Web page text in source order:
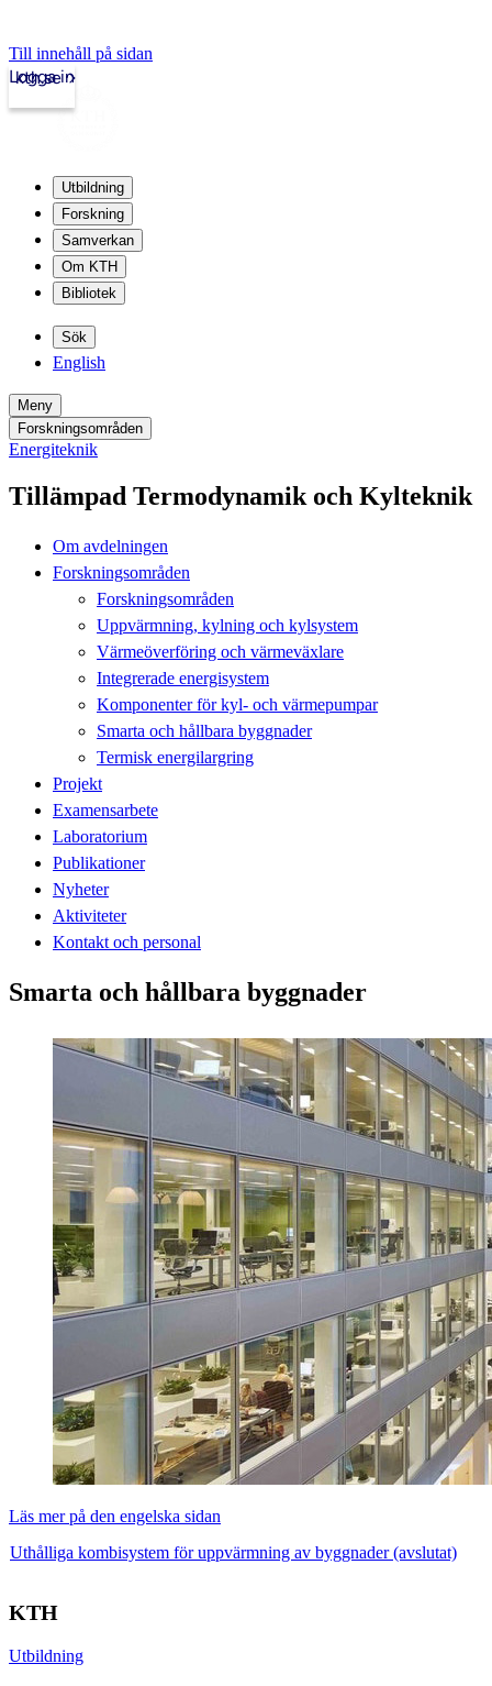
Till innehåll på sidan
kth.se
Logga in
Utbildning
Forskning
Samverkan
Om KTH
Bibliotek
Sök
English
Meny
Forskningsområden
Energiteknik
Tillämpad Termodynamik och Kylteknik
Om avdelningen
Forskningsområden
Forskningsområden
Uppvärmning, kylning och kylsystem
Värmeöverföring och värmeväxlare
Integrerade energisystem
Komponenter för kyl- och värmepumpar
Smarta och hållbara byggnader
Termisk energilargring
Projekt
Examensarbete
Laboratorium
Publikationer
Nyheter
Aktiviteter
Kontakt och personal
Smarta och hållbara byggnader
Läs mer på den engelska sidan
Uthålliga kombisystem för uppvärmning av byggnader (avslutat)
KTH
Utbildning